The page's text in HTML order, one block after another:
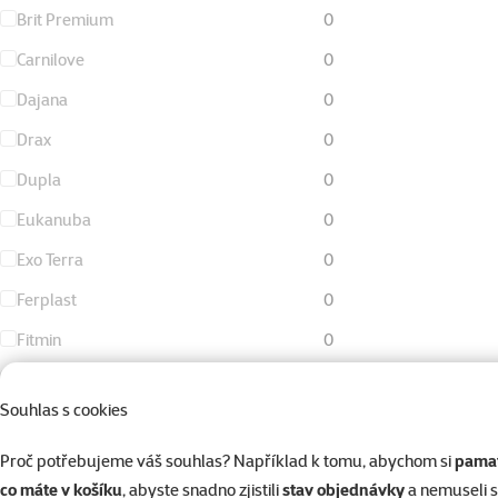
Souhlas s cookies
Proč potřebujeme váš souhlas? Například k tomu, abychom si
co máte v košíku, abyste snadno zjistilistav objednávkya nemuseli
Brit Premium
0
Carnilove
0
Dajana
0
Drax
0
Dupla
0
Eukanuba
0
Exo Terra
0
Ferplast
0
Fitmin
0
Hill's
I love pets
0